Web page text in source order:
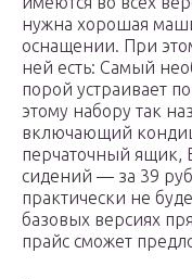
нужна хорошая
оснащении. При
ней есть: Самый
порой устраивает
этому набору так
включающий
перчаточный ящик,
сидений — за 39
практически не
базовых версиях
прайс сможет